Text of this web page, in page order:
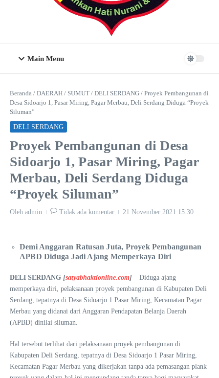
Main Menu
Beranda / DAERAH / SUMUT / DELI SERDANG / Proyek Pembangunan di
Desa Sidoarjo 1, Pasar Miring, Pagar Merbau, Deli Serdang Diduga “Proyek
Siluman”
DELI SERDANG
Proyek Pembangunan di Desa
Sidoarjo 1, Pasar Miring, Pagar
Merbau, Deli Serdang Diduga
“Proyek Siluman”
Oleh admin Tidak ada komentar 21 November 2021 15:30
Demi Anggaran Ratusan Juta, Proyek Pembangunan
APBD Diduga Jadi Ajang Memperkaya Diri
DELI SERDANG [satyabhaktionline.com] – Diduga ajang
memperkaya diri, pelaksanaan proyek pembangunan di Kabupaten Deli
Serdang, tepatnya di Desa Sidoarjo 1 Pasar Miring, Kecamatan Pagar
Merbau yang didanai dari Anggaran Pendapatan Belanja Daerah
(APBD) dinilai siluman.
Hal tersebut terlihat dari pelaksanaan proyek pembangunan di
Kabupaten Deli Serdang, tepatnya di Desa Sidoarjo 1 Pasar Miring,
Kecamatan Pagar Merbau yang dikerjakan tanpa ada pemasangan plank